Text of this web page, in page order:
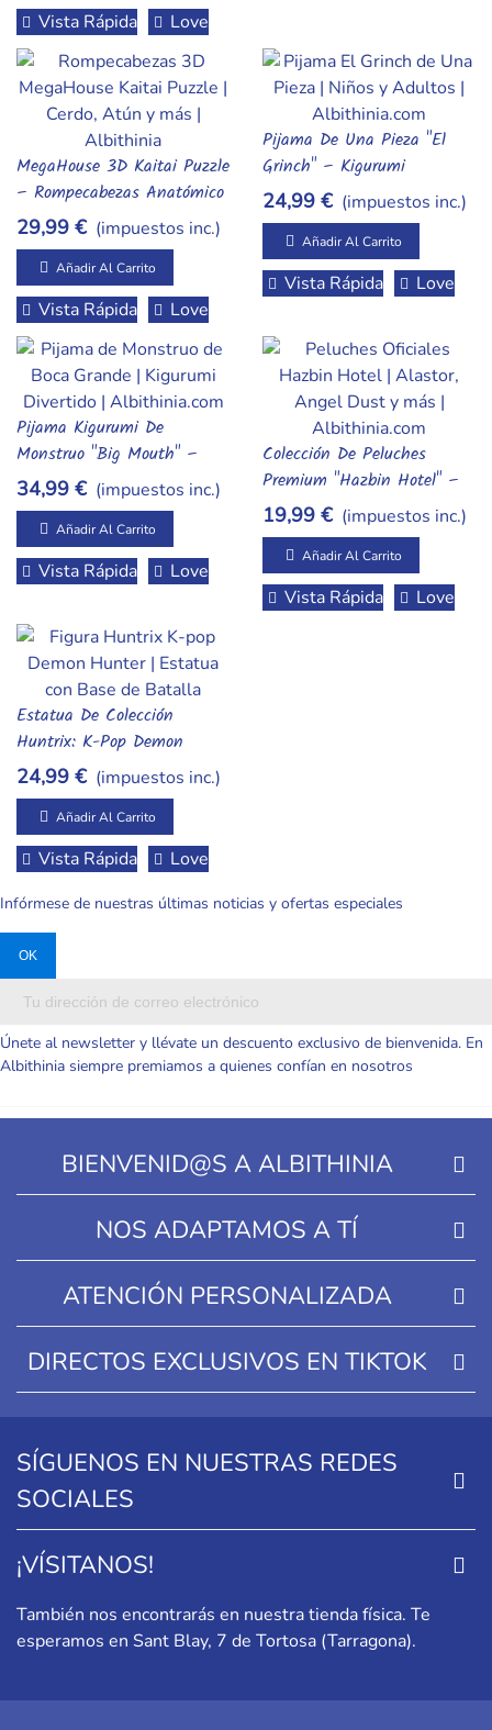
Vista Rápida Love
Añadir Al Carrito
MegaHouse 3D Kaitai Puzzle
– Rompecabezas Anatómico
Coleccionable (Cerdo, Atún,
Pez Globo, Ajo Y Más)
29,99 € (impuestos inc.)
Añadir Al Carrito
Vista Rápida Love
Añadir Al Carrito
Pijama De Una Pieza "El
Grinch" – Kigurumi
Navideño Ultra Suave Para
Niños Y Adultos
24,99 € (impuestos inc.)
Añadir Al Carrito
Vista Rápida Love
Añadir Al Carrito
Pijama Kigurumi De
Monstruo "Big Mouth" –
Mono De Una Pieza Ultra
Suave Y Divertido
34,99 € (impuestos inc.)
Añadir Al Carrito
Vista Rápida Love
Añadir Al Carrito
Colección De Peluches
Premium "Hazbin Hotel" –
Edición Especial Infierno
Suave: Charlie, Alastor Y
Angel Dust
19,99 € (impuestos inc.)
Añadir Al Carrito
Vista Rápida Love
Añadir Al Carrito
Estatua De Colección
Huntrix: K-Pop Demon
Hunter – Edición "Battle
Stance" Con Base De
Diorama Fija
24,99 € (impuestos inc.)
Añadir Al Carrito
Vista Rápida Love
Infórmese de nuestras últimas noticias y ofertas especiales
Únete al newsletter y llévate un descuento exclusivo de bienvenida. En
Albithinia siempre premiamos a quienes confían en nosotros
BIENVENID@S A ALBITHINIA
NOS ADAPTAMOS A TÍ
ATENCIÓN PERSONALIZADA
DIRECTOS EXCLUSIVOS EN TIKTOK
SÍGUENOS EN NUESTRAS REDES
SOCIALES
¡VÍSITANOS!
También nos encontrarás en nuestra tienda física. Te
esperamos en Sant Blay, 7 de Tortosa (Tarragona).